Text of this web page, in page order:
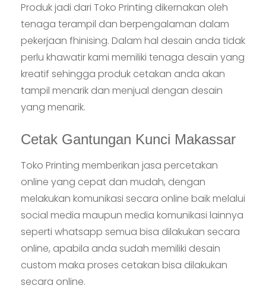
Produk jadi dari Toko Printing dikernakan oleh
tenaga terampil dan berpengalaman dalam
pekerjaan fhinising. Dalam hal desain anda tidak
perlu khawatir kami memiliki tenaga desain yang
kreatif sehingga produk cetakan anda akan
tampil menarik dan menjual dengan desain
yang menarik.
Cetak Gantungan Kunci Makassar
Toko Printing memberikan jasa percetakan
online yang cepat dan mudah, dengan
melakukan komunikasi secara online baik melalui
social media maupun media komunikasi lainnya
seperti whatsapp semua bisa dilakukan secara
online, apabila anda sudah memiliki desain
custom maka proses cetakan bisa dilakukan
secara online.